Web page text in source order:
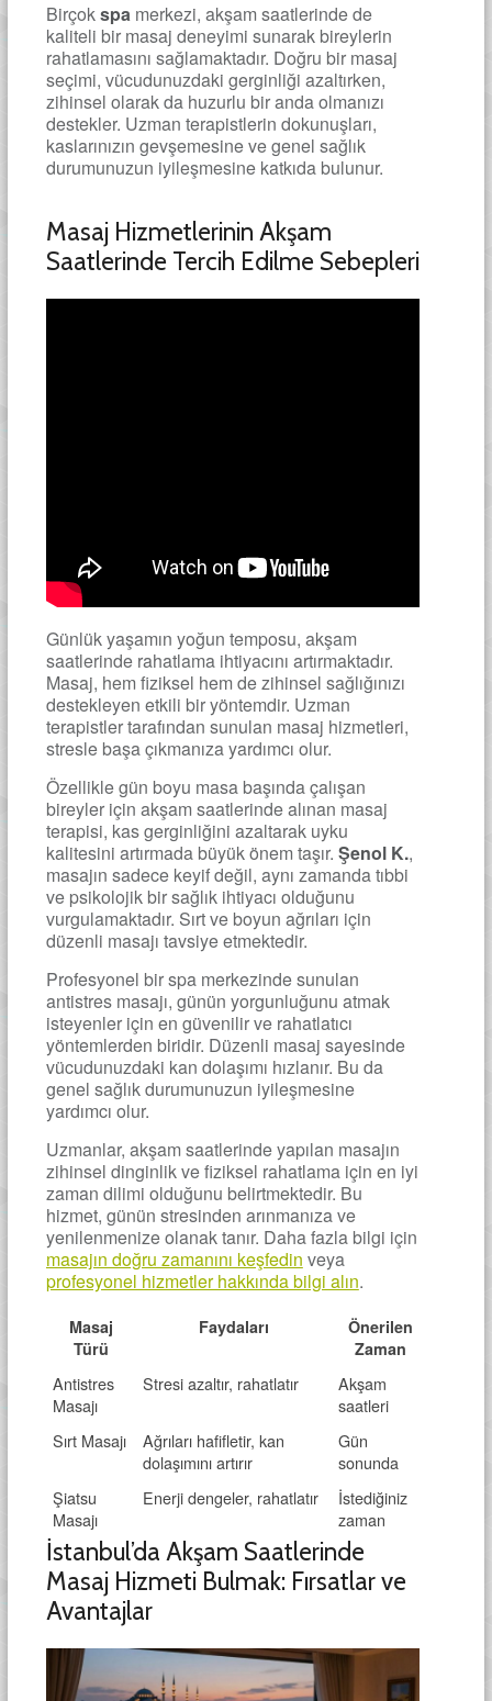
Birçokspamerkezi, akşam saatlerinde de
kaliteli bir masaj deneyimi sunarak bireylerin
rahatlamasını sağlamaktadır. Doğru bir masaj
seçimi, vücudunuzdaki gerginliği azaltırken,
zihinsel olarak da huzurlu bir anda olmanızı
destekler. Uzman terapistlerin dokunuşları,
kaslarınızın gevşemesine ve genel sağlık
durumunuzun iyileşmesine katkıda bulunur.
Masaj Hizmetlerinin Akşam
Saatlerinde Tercih Edilme Sebepleri
Günlük yaşamın yoğun temposu, akşam
saatlerinde rahatlama ihtiyacını artırmaktadır.
Masaj, hem fiziksel hem de zihinsel sağlığınızı
destekleyen etkili bir yöntemdir. Uzman
terapistler tarafından sunulan masaj hizmetleri,
stresle başa çıkmanıza yardımcı olur.
Özellikle gün boyu masa başında çalışan
bireyler için akşam saatlerinde alınan masaj
terapisi, kas gerginliğini azaltarak uyku
kalitesini artırmada büyük önem taşır. Şenol K.,
masajın sadece keyif değil, aynı zamanda tıbbi
ve psikolojik bir sağlık ihtiyacı olduğunu
vurgulamaktadır. Sırt ve boyun ağrıları için
düzenli masajı tavsiye etmektedir.
Profesyonel bir spa merkezinde sunulan
antistres masajı, günün yorgunluğunu atmak
isteyenler için en güvenilir ve rahatlatıcı
yöntemlerden biridir. Düzenli masaj sayesinde
vücudunuzdaki kan dolaşımı hızlanır. Bu da
genel sağlık durumunuzun iyileşmesine
yardımcı olur.
Uzmanlar, akşam saatlerinde yapılan masajın
zihinsel dinginlik ve fiziksel rahatlama için en iyi
zaman dilimi olduğunu belirtmektedir. Bu
hizmet, günün stresinden arınmanıza ve
yenilenmenize olanak tanır. Daha fazla bilgi için
masajın doğru zamanını keşfedin veya
profesyonel hizmetler hakkında bilgi alın.
Masaj
Türü
Faydaları
Önerilen
Zaman
Antistres
Masajı
Stresi azaltır, rahatlatır
Akşam
saatleri
Sırt Masajı
Ağrıları hafifletir, kan
dolaşımını artırır
Gün
sonunda
Şiatsu
Masajı
Enerji dengeler, rahatlatır
İstediğiniz
zaman
İstanbul’da Akşam Saatlerinde
Masaj Hizmeti Bulmak: Fırsatlar ve
Avantajlar